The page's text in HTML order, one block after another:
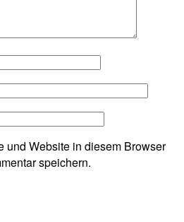
und Website in diesem Browser
speichern.